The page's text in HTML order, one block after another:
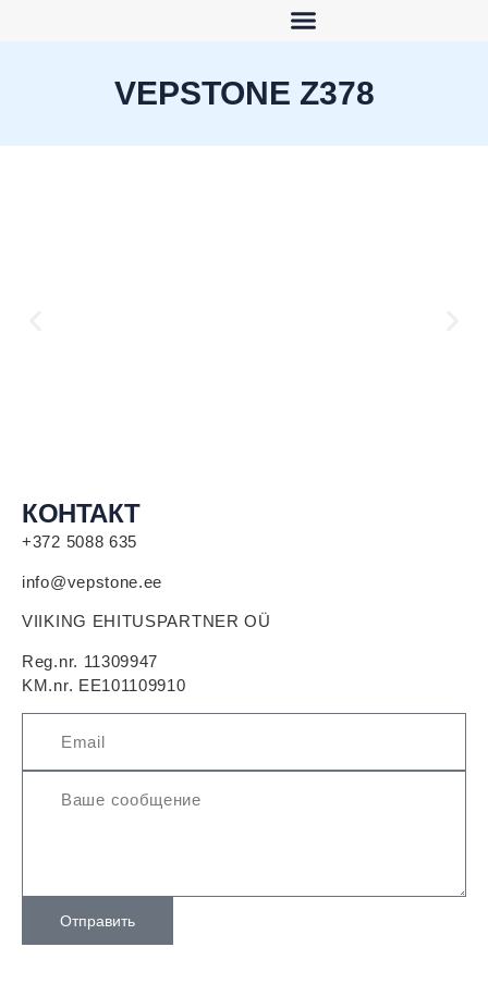
VEPSTONE Z378
КОНТАКТ
+372 5088 635
info@vepstone.ee
VIIKING EHITUSPARTNER OÜ
Reg.nr. 11309947
KM.nr. EE101109910
Отправить